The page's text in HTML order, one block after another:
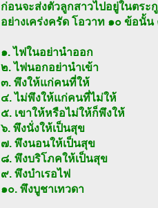
ก่อนจะส่งตัวลูกสาวไปอยู่ในตร
อย่างเคร่งครัด โอวาท ๑๐ ข้อนั้น
๑. ไฟในอย่านำออก
๒. ไฟนอกอย่านำเข้า
๓. พึงให้แก่คนที่ให้
๔. ไม่พึงให้แก่คนที่ไม่ให้
๕. เขาให้หรือไม่ให้ก็พึงให้
๖. พึงนั่งให้เป็นสุข
๗. พึงนอนให้เป็นสุข
๘. พึงบริโภคให้เป็นสุข
๙. พึงบำเรอไฟ
๑๐. พึงบูชาเทวดา